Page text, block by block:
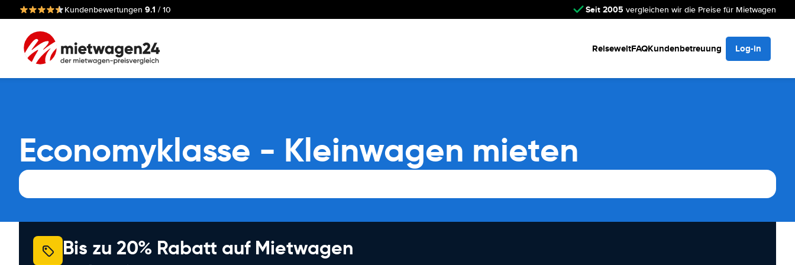
Kundenbewertungen 9.1 / 10 Seit 2005 vergleichen wir die Preise für Mietwagen
ReiseweltFAQKundenbetreuung Log-in
Economyklasse - Kleinwagen mieten
Bis zu 20% Rabatt auf Mietwagen